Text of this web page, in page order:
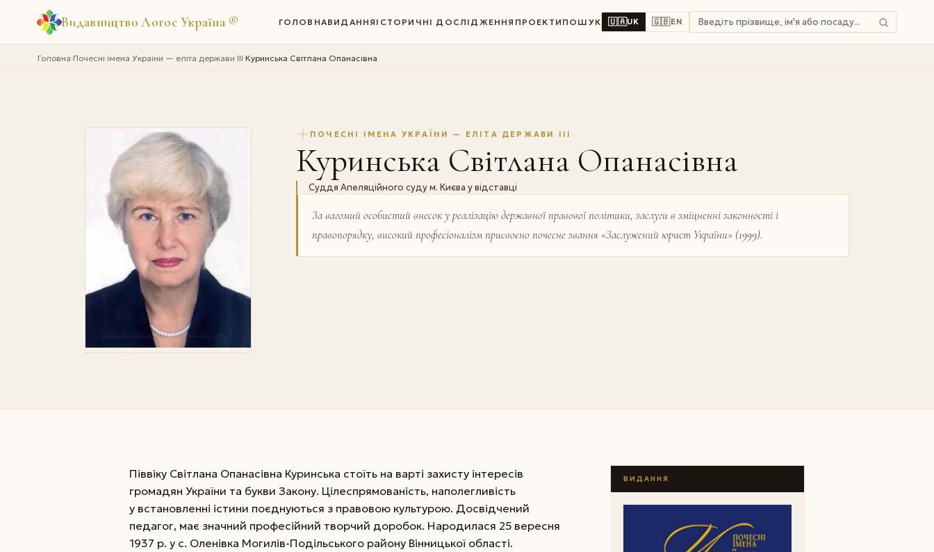
Видавництво Логос Україна ® ГОЛОВНАВИДАННЯ ІСТОРИЧНІ ДОСЛІДЖЕННЯ ПРОЕКТИ ПОШУК 🇺🇦UK 🇬🇧EN
Головна›Почесні імена України — еліта держави III›Куринська Світлана Опанасівна
ПОЧЕСНІ ІМЕНА УКРАЇНИ — ЕЛІТА ДЕРЖАВИ III
Куринська Світлана Опанасівна
Суддя Апеляційного суду м. Києва у відставці
За вагомий особистий внесок у реалізацію державної правової політики, заслуги в зміцненні законності і
правопорядку, високий професіоналізм присвоєно почесне звання «Заслужений юрист України» (1999).
Піввіку Світлана Опанасівна Куринська стоїть на варті захисту інтересів
громадян України та букви Закону. Цілеспрямованість, наполегливість
у встановленні істини поєднуються з правовою культурою. Досвідчений
педагог, має значний професійний творчий доробок. Народилася 25 вересня
1937 р. у с. Оленівка Могилів-Подільського району Вінницької області.
ВИДАННЯ